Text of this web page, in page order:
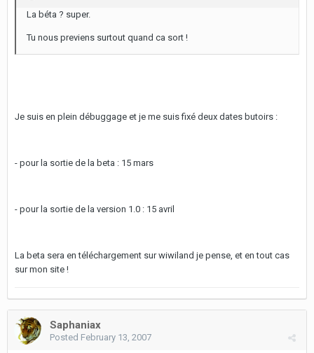
La béta ? super.
Tu nous previens surtout quand ca sort !
Je suis en plein débuggage et je me suis fixé deux dates butoirs :
- pour la sortie de la beta : 15 mars
- pour la sortie de la version 1.0 : 15 avril
La beta sera en téléchargement sur wiwiland je pense, et en tout cas
sur mon site !
Saphaniax
Posted February 13, 2007